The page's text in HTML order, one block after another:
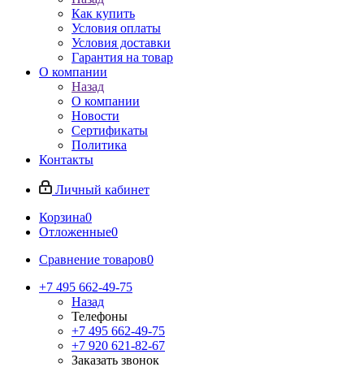
Как купить
Условия оплаты
Условия доставки
Гарантия на товар
О компании
Назад
О компании
Новости
Сертификаты
Политика
Контакты
Личный кабинет
Корзина0
Отложенные0
Сравнение товаров0
+7 495 662-49-75
Назад
Телефоны
+7 495 662-49-75
+7 920 621-82-67
Заказать звонок